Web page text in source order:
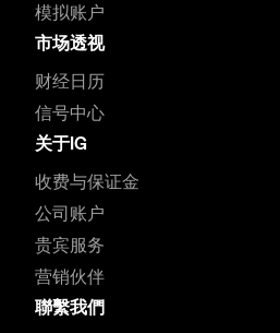
模拟账户
市场透视
财经日历
信号中心
关于IG
收费与保证金
公司账户
贵宾服务
营销伙伴
聯繫我們